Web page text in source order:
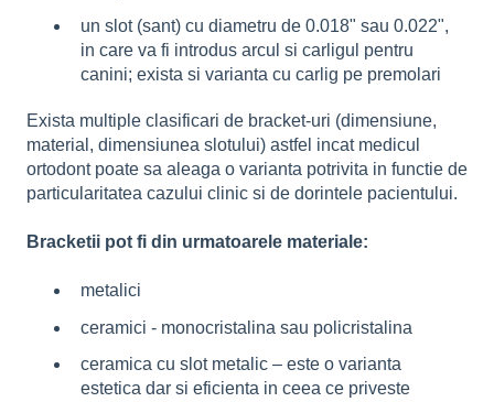
un slot (sant) cu diametru de 0.018" sau 0.022",
in care va fi introdus arcul si carligul pentru
canini; exista si varianta cu carlig pe premolari
Exista multiple clasificari de bracket-uri (dimensiune,
material, dimensiunea slotului) astfel incat medicul
ortodont poate sa aleaga o varianta potrivita in functie de
particularitatea cazului clinic si de dorintele pacientului.
Bracketii pot fi din urmatoarele materiale:
metalici
ceramici - monocristalina sau policristalina
ceramica cu slot metalic – este o varianta
estetica dar si eficienta in ceea ce priveste